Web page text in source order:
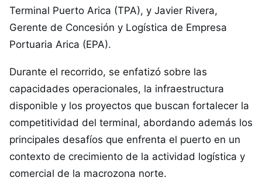
Terminal Puerto Arica (TPA), y Javier Rivera,
Gerente de Concesión y Logística de Empresa
Portuaria Arica (EPA).
Durante el recorrido, se enfatizó sobre las
capacidades operacionales, la infraestructura
disponible y los proyectos que buscan fortalecer la
competitividad del terminal, abordando además los
principales desafíos que enfrenta el puerto en un
contexto de crecimiento de la actividad logística y
comercial de la macrozona norte.